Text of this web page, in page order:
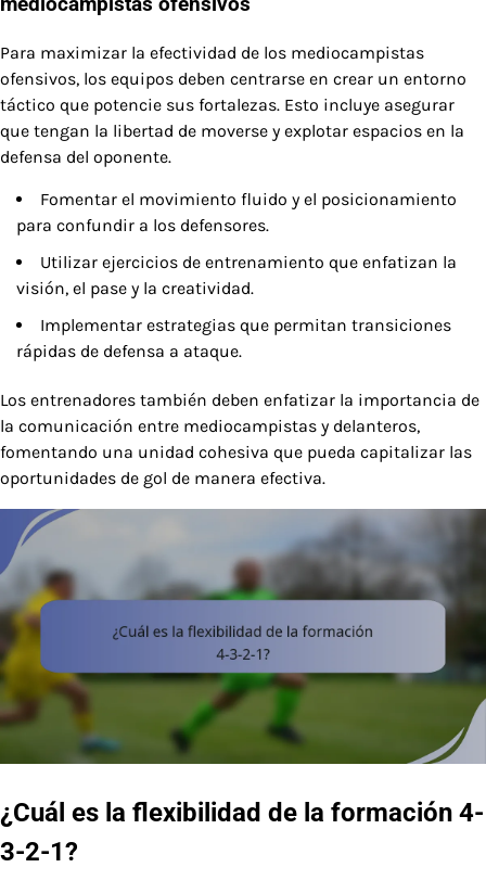
Para maximizar la efectividad de los mediocampistas
ofensivos, los equipos deben centrarse en crear un entorno
táctico que potencie sus fortalezas. Esto incluye asegurar
que tengan la libertad de moverse y explotar espacios en la
defensa del oponente.
Fomentar el movimiento fluido y el posicionamiento
para confundir a los defensores.
Utilizar ejercicios de entrenamiento que enfatizan la
visión, el pase y la creatividad.
Implementar estrategias que permitan transiciones
rápidas de defensa a ataque.
Los entrenadores también deben enfatizar la importancia de
la comunicación entre mediocampistas y delanteros,
fomentando una unidad cohesiva que pueda capitalizar las
oportunidades de gol de manera efectiva.
¿Cuál es la flexibilidad de la formación 4-
3-2-1?